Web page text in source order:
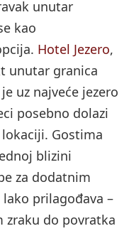
unutar
kao
Hotel Jezero,
unutar granica
uz najveće jezero
posebno dolazi
Gostima
blizini
za dodatnim
prilagođava –
zraku do povratka